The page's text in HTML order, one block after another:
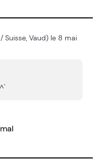
Suisse, Vaud) le 8 mai